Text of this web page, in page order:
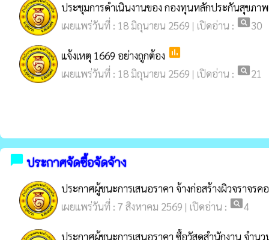
ประชุมการดำเนินงานของ กองทุนหลักประกันสุขภา
เผยแพร่วันที่ : 18 มิถุนายน 2569 | เปิดอ่าน : pageview30
แจ้งเหตุ 1669 อย่างถูกต้อง poll
เผยแพร่วันที่ : 18 มิถุนายน 2569 | เปิดอ่าน : pageview21
chat_bubble ประกาศจัดซื้อจัดจ้าง
ประกาศผู้ชนะการเสนอราคา จ้างก่อสร้างผิวจราจร
เผยแพร่วันที่ : 7 สิงหาคม 2569 | เปิดอ่าน : pageview4
ประกาศผู้ชนะการเสนอราคา ซื้อวัสดุสำนักงาน จำนว